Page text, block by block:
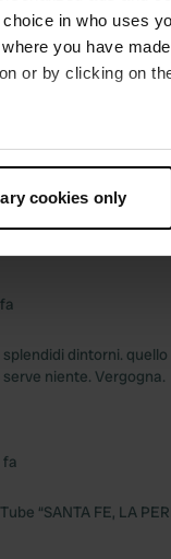
in who uses
you have
or by clicking on
can be accurate
set your
collected from
cookies only
fa
fa
dintorni.
niente. Vergogna.
fa
“SANTA FE, LA